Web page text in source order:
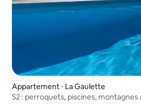
Appartement ⋅ La Gaulette
S2 : perroquets, piscines, montagnes